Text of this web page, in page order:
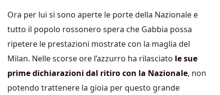
Ora per lui si sono aperte le porte della Nazionale e
tutto il popolo rossonero spera che Gabbia possa
ripetere le prestazioni mostrate con la maglia del
Milan. Nelle scorse ore l’azzurro ha rilasciato le sue
prime dichiarazioni dal ritiro con la Nazionale, non
potendo trattenere la gioia per questo grande